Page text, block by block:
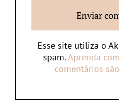
Esse site utiliza o
spam.Aprenda
comentários